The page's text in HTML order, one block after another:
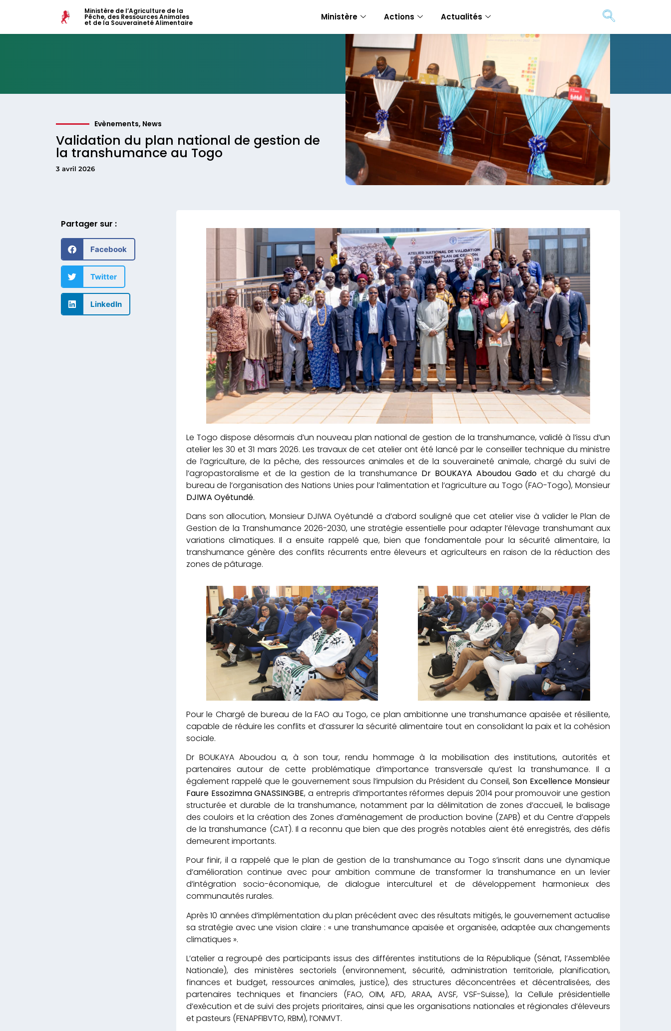
Ministère de l’Agriculture de la
Pêche, des Ressources Animales
et de la Souveraineté Alimentaire
Ministère Actions Actualités
Evènements, News
Validation du plan national de gestion de
la transhumance au Togo
3 avril 2026
Partager sur :
Facebook
Twitter
LinkedIn
Le Togo dispose désormais d’un nouveau plan national de gestion de la transhumance, validé à l’issu d’un
atelier les 30 et 31 mars 2026. Les travaux de cet atelier ont été lancé par le conseiller technique du ministre
de l’agriculture, de la pêche, des ressources animales et de la souveraineté animale, chargé du suivi de
l’agropastoralisme et de la gestion de la transhumance Dr BOUKAYA Aboudou Gadoet du chargé du
bureau de l’organisation des Nations Unies pour l’alimentation et l’agriculture au Togo (FAO-Togo), Monsieur
DJIWA Oyétundé.
Dans son allocution, Monsieur DJIWA Oyétundé a d’abord souligné que cet atelier vise à valider le Plan de
Gestion de la Transhumance 2026-2030, une stratégie essentielle pour adapter l’élevage transhumant aux
variations climatiques. Il a ensuite rappelé que, bien que fondamentale pour la sécurité alimentaire, la
transhumance génère des conflits récurrents entre éleveurs et agriculteurs en raison de la réduction des
zones de pâturage.
Pour le Chargé de bureau de la FAO au Togo, ce plan ambitionne une transhumance apaisée et résiliente,
capable de réduire les conflits et d’assurer la sécurité alimentaire tout en consolidant la paix et la cohésion
sociale.
Dr BOUKAYA Aboudou a, à son tour, rendu hommage à la mobilisation des institutions, autorités et
partenaires autour de cette problématique d’importance transversale qu’est la transhumance. Il a
également rappelé que le gouvernement sous l’impulsion du Président du Conseil, Son Excellence Monsieur
Faure Essozimna GNASSINGBE, a entrepris d’importantes réformes depuis 2014 pour promouvoir une gestion
structurée et durable de la transhumance, notamment par la délimitation de zones d’accueil, le balisage
des couloirs et la création des Zones d’aménagement de production bovine (ZAPB) et du Centre d’appels
de la transhumance (CAT). Il a reconnu que bien que des progrès notables aient été enregistrés, des défis
demeurent importants.
Pour finir, il a rappelé que le plan de gestion de la transhumance au Togo s’inscrit dans une dynamique
d’amélioration continue avec pour ambition commune de transformer la transhumance en un levier
d’intégration socio-économique, de dialogue interculturel et de développement harmonieux des
communautés rurales.
Après 10 années d’implémentation du plan précédent avec des résultats mitigés, le gouvernement actualise
sa stratégie avec une vision claire : « une transhumance apaisée et organisée, adaptée aux changements
climatiques ».
L’atelier a regroupé des participants issus des différentes institutions de la République (Sénat, l’Assemblée
Nationale), des ministères sectoriels (environnement, sécurité, administration territoriale, planification,
finances et budget, ressources animales, justice), des structures déconcentrées et décentralisées, des
partenaires techniques et financiers (FAO, OIM, AFD, ARAA, AVSF, VSF-Suisse), la Cellule présidentielle
d’exécution et de suivi des projets prioritaires, ainsi que les organisations nationales et régionales d’éleveurs
et pasteurs (FENAPFIBVTO, RBM), l’ONMVT.